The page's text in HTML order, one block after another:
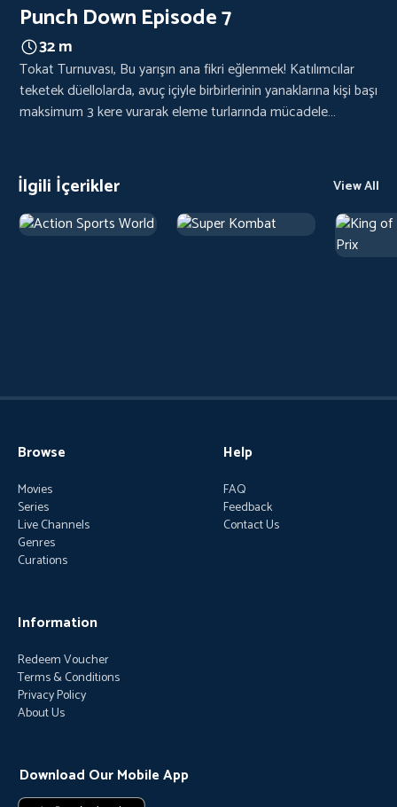
Punch Down Episode 7
32 m
Tokat Turnuvası, Bu yarışın ana fikri eğlenmek! Katılımcılar
teketek düellolarda, avuç içiyle birbirlerinin yanaklarına kişi başı
maksimum 3 kere vurarak eleme turlarında mücadele
İlgili İçerikler View All
Browse
Movies
Series
Live Channels
Genres
Curations
Help
FAQ
Feedback
Contact Us
Information
Redeem Voucher
Terms & Conditions
Privacy Policy
About Us
Download Our Mobile App